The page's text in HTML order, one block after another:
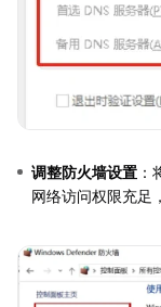
调整防火墙设置
网络访问权限充足